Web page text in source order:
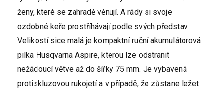
ženy, které se zahradě věnují. A rády si svoje
ozdobné keře prostříhávají podle svých představ.
Velikostí sice malá je kompaktní ruční akumulátorová
pilka Husqvarna Aspire, kterou lze odstranit
nežádoucí větve až do šířky 75 mm. Je vybavená
protiskluzovou rukojetí a v případě, že zůstane ležet